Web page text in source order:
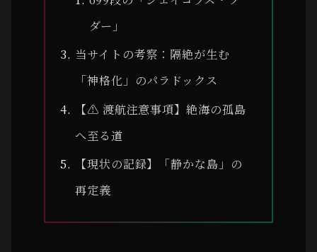
ダー」
当サイトの考察：隔絶が生む
「神格化」のパラドックス
【⚠ 渡航注意事項】絶海の孤島
へ至る道
【現状の記録】「静かな島」の
再定義